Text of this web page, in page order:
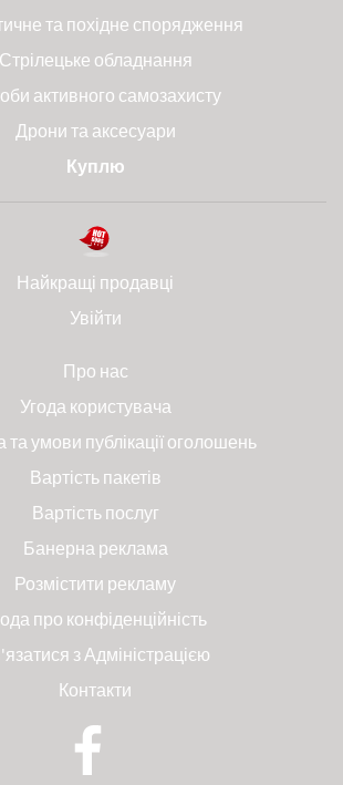
та похідне спорядження
Стрілецьке обладнання
активного самозахисту
Дрони та аксесуари
Куплю
Найкращі продавці
Увійти
Про нас
Угода користувача
умови публікації оголошень
Вартість пакетів
Вартість послуг
Банерна реклама
Розмістити рекламу
про конфіденційність
з Адміністрацією
Контакти